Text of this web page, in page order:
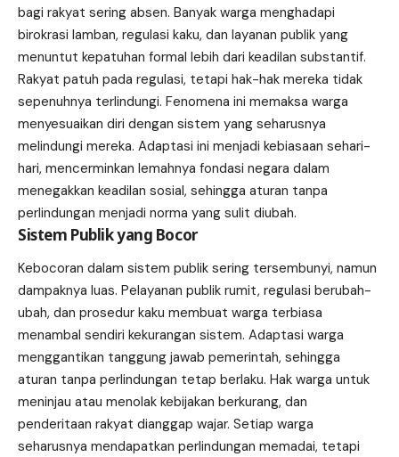
bagi rakyat sering absen. Banyak warga menghadapi
birokrasi lamban, regulasi kaku, dan layanan publik yang
menuntut kepatuhan formal lebih dari keadilan substantif.
Rakyat patuh pada regulasi, tetapi hak-hak mereka tidak
sepenuhnya terlindungi. Fenomena ini memaksa warga
menyesuaikan diri dengan sistem yang seharusnya
melindungi mereka. Adaptasi ini menjadi kebiasaan sehari-
hari, mencerminkan lemahnya fondasi negara dalam
menegakkan keadilan sosial, sehingga aturan tanpa
perlindungan menjadi norma yang sulit diubah.
Sistem Publik yang Bocor
Kebocoran dalam sistem publik sering tersembunyi, namun
dampaknya luas. Pelayanan publik rumit, regulasi berubah-
ubah, dan prosedur kaku membuat warga terbiasa
menambal sendiri kekurangan sistem. Adaptasi warga
menggantikan tanggung jawab pemerintah, sehingga
aturan tanpa perlindungan tetap berlaku. Hak warga untuk
meninjau atau menolak kebijakan berkurang, dan
penderitaan rakyat dianggap wajar. Setiap warga
seharusnya mendapatkan perlindungan memadai, tetapi